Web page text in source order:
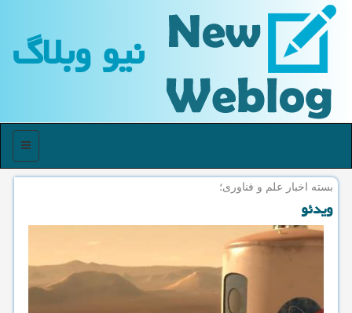
نیو وبلاگ
منو
بسته اخبار علم و فناوری؛
ویدئو